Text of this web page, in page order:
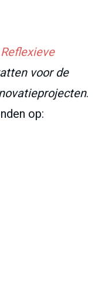
Reflexieve
voor de
.
op: